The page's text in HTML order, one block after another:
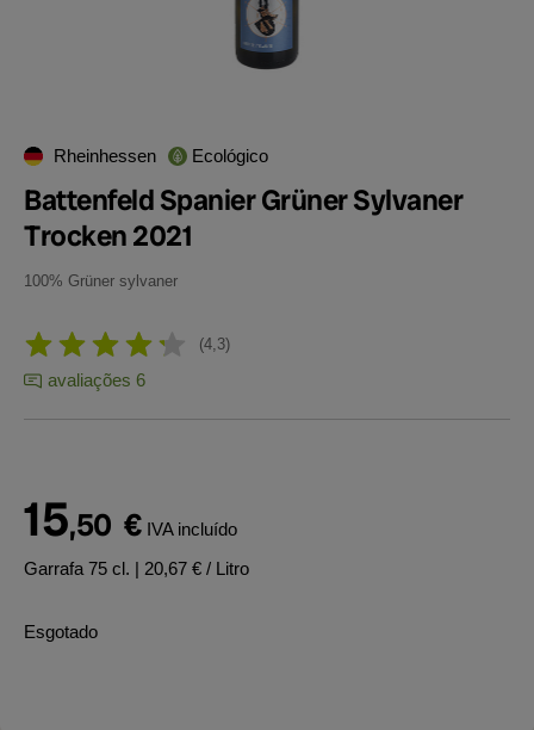
Rheinhessen Ecológico
Battenfeld Spanier Grüner Sylvaner
Trocken 2021
100% Grüner sylvaner
4,3
avaliações 6
15,50 € IVA incluído
Garrafa 75 cl. | 20,67 € / Litro
Esgotado